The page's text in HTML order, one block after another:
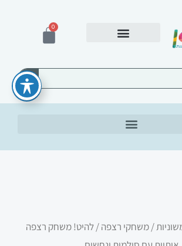
0
עגלת
/משחקי רצפה/ להיט! משחק רצפה